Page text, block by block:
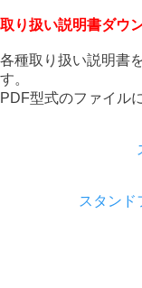
取り扱い説明書ダウ
各種取り扱い説明書
す。
PDF型式のファイル
スタンド